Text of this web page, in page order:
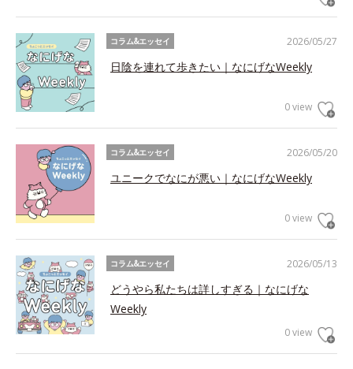
2026/05/27
コラム&エッセイ
日陰を連れて歩きたい｜なにげなWeekly
0 view
2026/05/20
コラム&エッセイ
ユニークでなにが悪い｜なにげなWeekly
0 view
2026/05/13
コラム&エッセイ
どうやら私たちは詳しすぎる｜なにげな
Weekly
0 view